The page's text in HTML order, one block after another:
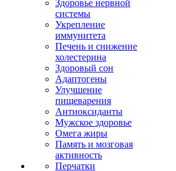
Здоровье нервной
системы
Укрепление
иммунитета
Печень и снижение
холестерина
Здоровый сон
Адаптогены
Улучшение
пищеварения
Антиоксиданты
Мужское здоровье
Омега жиры
Память и мозговая
активность
Перчатки